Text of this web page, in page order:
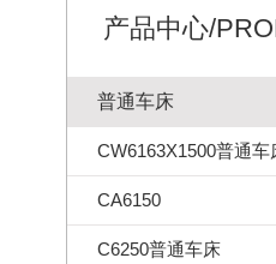
产品中心/
普通车床
CW6163X1500普通车
CA6150
C6250普通车床